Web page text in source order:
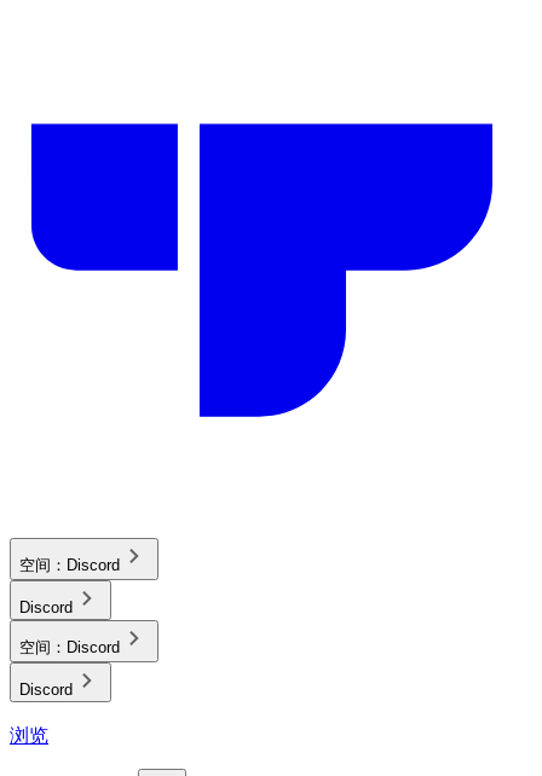
空间： Discord
Discord
空间： Discord
Discord
浏览